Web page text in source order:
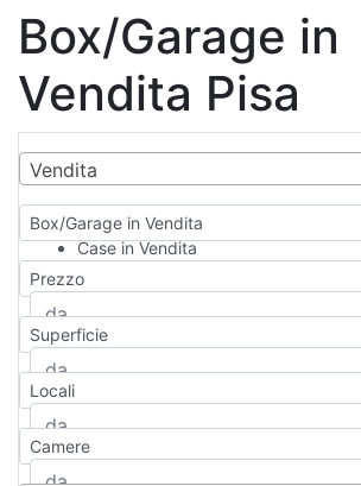
Box/Garage in
Vendita Pisa
Vendita
Box/Garage in Vendita
Case in Vendita
Qualsiasi
Appartamento
Casa indipendente
Casa Semi-indipendente
Attico/Mansarda
Rustico/Casale
Prezzo
Superficie
Locali
Camere